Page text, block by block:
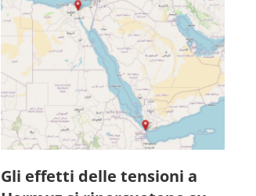
Gli effetti delle tensioni a